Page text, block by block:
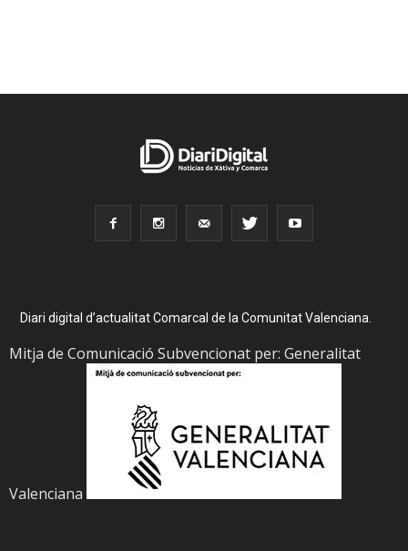
Diari digital d’actualitat Comarcal de la Comunitat Valenciana.
Mitja de Comunicació Subvencionat per: Generalitat
Valenciana